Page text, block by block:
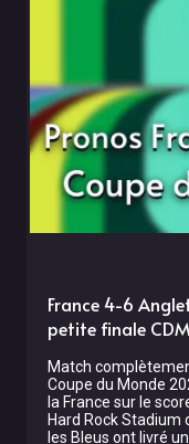
France 4-6
petite finale
Match
Coupe du Monde
la France sur le
Hard Rock Stadium
les Bleus ont livré